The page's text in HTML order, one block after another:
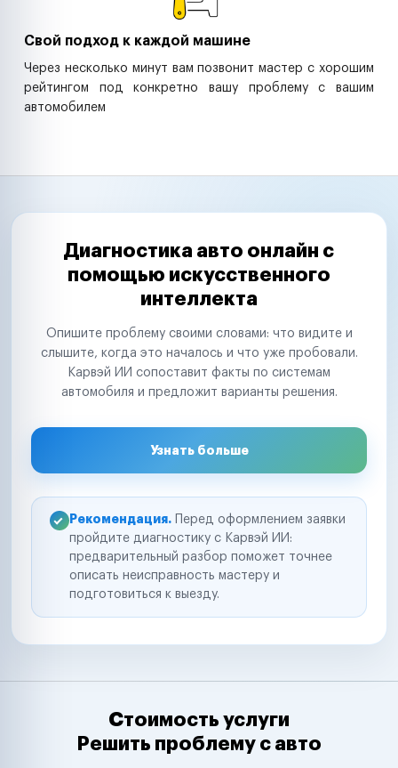
Свой подход к каждой машине
Через несколько минут вам позвонит мастер с хорошим
рейтингом под конкретно вашу проблему с вашим
автомобилем
Диагностика авто онлайн с
помощью искусственного
интеллекта
Опишите проблему своими словами: что видите и
слышите, когда это началось и что уже пробовали.
Карвэй ИИ сопоставит факты по системам
автомобиля и предложит варианты решения.
Узнать больше
Рекомендация. Перед оформлением заявки
пройдите диагностику с Карвэй ИИ:
предварительный разбор поможет точнее
описать неисправность мастеру и
подготовиться к выезду.
Стоимость услуги
Решить проблему с авто